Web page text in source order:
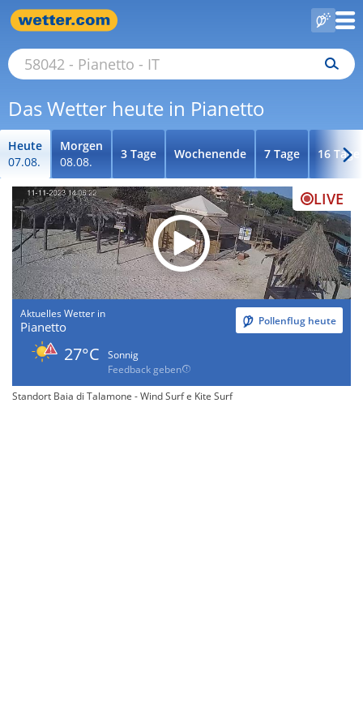
Das Wetter heute in Pianetto
Heute
07.08.
Morgen
08.08.
3 Tage Wochenende 7 Tage 16 Tage
LIVE
Aktuelles Wetter in
Pianetto Pollenflug heute
27°C
Sonnig
Feedback geben
Standort Baia di Talamone - Wind Surf e Kite Surf